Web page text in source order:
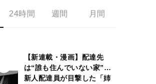
24時間 週間 月間
【新連載・漫画】配達先
は“誰も住んでいない家”…
新人配達員が目撃した「姉